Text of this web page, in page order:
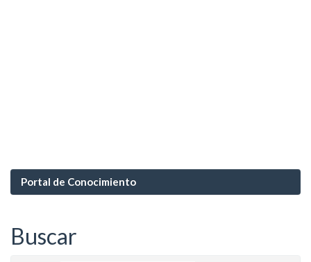
Portal de Conocimiento
Buscar